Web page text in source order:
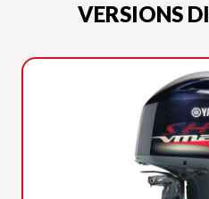
VERSIONS